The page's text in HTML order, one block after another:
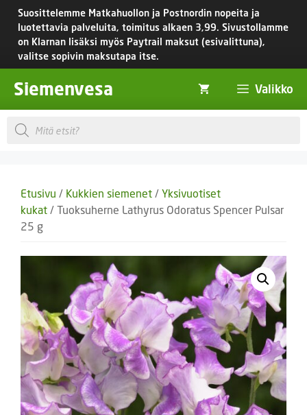
Siirry
sisältöön
Suosittelemme Matkahuollon ja Postnordin nopeita ja
luotettavia palveluita, toimitus alkaen 3,99. Sivustollamme
on Klarnan lisäksi myös Paytrail maksut (esivalittuna),
valitse sopivin maksutapa itse.
Siemenvesa Valikko
Products
search
Etusivu / Kukkien siemenet / Yksivuotiset
kukat / Tuoksuherne Lathyrus Odoratus Spencer Pulsar
25 g